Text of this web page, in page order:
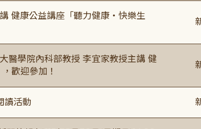
健康公益講座「聽力健康・快樂生
醫學院內科部教授 李宜家教授主講 健
歡迎參加！
讀活動